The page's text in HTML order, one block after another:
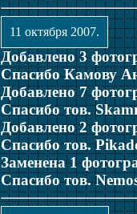
11 октября 2007.
Добавлено 3
Спасибо Камову
Добавлено 7
Спасибо тов.
Добавлено 2
Спасибо тов.
Заменена 1
Спасибо тов.